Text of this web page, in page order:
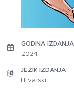
GODINA IZDANJA
2024
JEZIK IZDANJA
Hrvatski